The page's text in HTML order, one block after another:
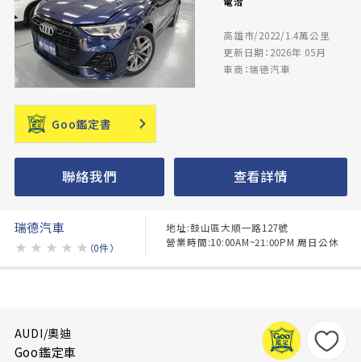
高雄市/2022/1.4萬公里
更新日期：2026年 05月
車商：瑞德汽車
Goo鑑定書
聯絡我們 查看詳情
瑞德汽車
★ ★ ★ ★ ★ （0件）
地址:鼓山區大順一路127號
營業時間:10:00AM~21:00PM 周日公休
AUDI/奧迪
Goo鑑定車